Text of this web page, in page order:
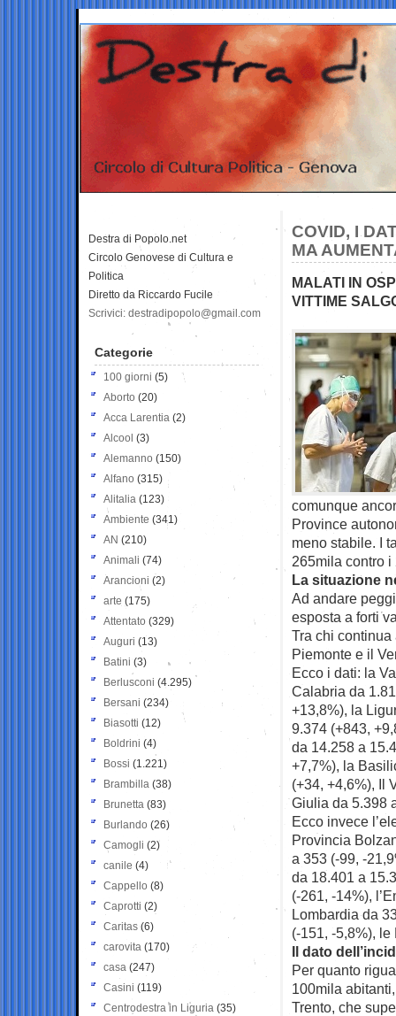
COVID, I
MA
MALATI IN
VITTIME
comunque
Province
meno stabile. I
265mila contro
La situazione
Ad andare
esposta a forti
Tra chi
Piemonte e il
Ecco i dati: la
Calabria da
+13,8%), la
9.374 (+843,
da 14.258 a
+7,7%), la
(+34, +4,6%), Il
Giulia da 5.398
Ecco invece
Provincia
a 353 (-99, -
da 18.401 a
(-261, -14%),
Lombardia da
(-151, -5,8%),
Il dato
Per quanto
100mila
Trento, che
Destra di Popolo.net
Circolo Genovese di Cultura e
Politica
Diretto da Riccardo Fucile
Scrivici: destradipopolo@gmail.com
Categorie
100 giorni (5)
Aborto (20)
Acca Larentia (2)
Alcool (3)
Alemanno (150)
Alfano (315)
Alitalia (123)
Ambiente (341)
AN (210)
Animali (74)
Arancioni (2)
arte (175)
Attentato (329)
Auguri (13)
Batini (3)
Berlusconi (4.295)
Bersani (234)
Biasotti (12)
Boldrini (4)
Bossi (1.221)
Brambilla (38)
Brunetta (83)
Burlando (26)
Camogli (2)
canile (4)
Cappello (8)
Caprotti (2)
Caritas (6)
carovita (170)
casa (247)
Casini (119)
Centrodestra in Liguria (35)